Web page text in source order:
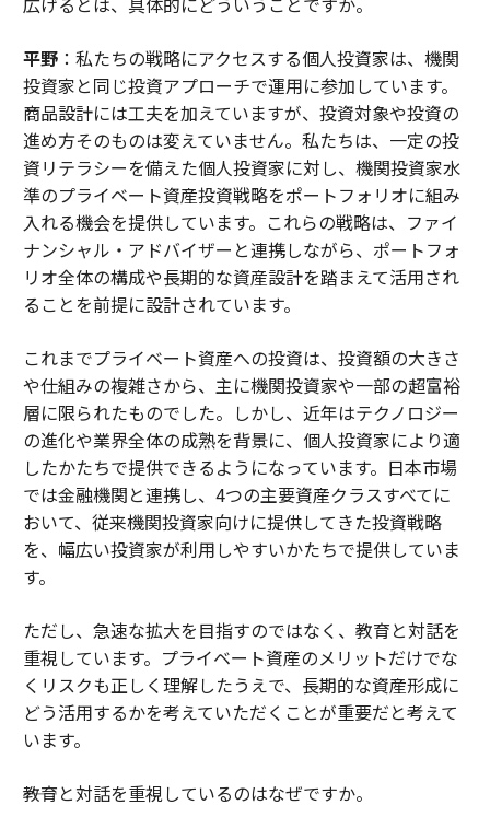
平野：私たちの戦略にアクセスする個人投資家は、機関
投資家と同じ投資アプローチで運用に参加しています。
商品設計には工夫を加えていますが、投資対象や投資の
進め方そのものは変えていません。私たちは、一定の投
資リテラシーを備えた個人投資家に対し、機関投資家水
準のプライベート資産投資戦略をポートフォリオに組み
入れる機会を提供しています。これらの戦略は、ファイ
ナンシャル・アドバイザーと連携しながら、ポートフォ
リオ全体の構成や長期的な資産設計を踏まえて活用され
ることを前提に設計されています。
これまでプライベート資産への投資は、投資額の大きさ
や仕組みの複雑さから、主に機関投資家や一部の超富裕
層に限られたものでした。しかし、近年はテクノロジー
の進化や業界全体の成熟を背景に、個人投資家により適
したかたちで提供できるようになっています。日本市場
では金融機関と連携し、4つの主要資産クラスすべてに
おいて、従来機関投資家向けに提供してきた投資戦略
を、幅広い投資家が利用しやすいかたちで提供していま
す。
ただし、急速な拡大を目指すのではなく、教育と対話を
重視しています。プライベート資産のメリットだけでな
くリスクも正しく理解したうえで、長期的な資産形成に
どう活用するかを考えていただくことが重要だと考えて
います。
――教育と対話を重視しているのはなぜですか。